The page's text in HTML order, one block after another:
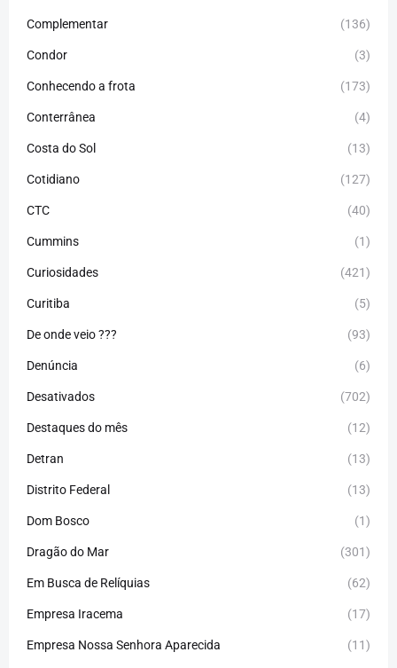
Complementar (136)
Condor (3)
Conhecendo a frota (173)
Conterrânea (4)
Costa do Sol (13)
Cotidiano (127)
CTC (40)
Cummins (1)
Curiosidades (421)
Curitiba (5)
De onde veio ??? (93)
Denúncia (6)
Desativados (702)
Destaques do mês (12)
Detran (13)
Distrito Federal (13)
Dom Bosco (1)
Dragão do Mar (301)
Em Busca de Relíquias (62)
Empresa Iracema (17)
Empresa Nossa Senhora Aparecida (11)